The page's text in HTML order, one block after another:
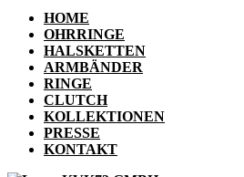
HOME
OHRRINGE
HALSKETTEN
ARMBÄNDER
RINGE
CLUTCH
KOLLEKTIONEN
PRESSE
KONTAKT